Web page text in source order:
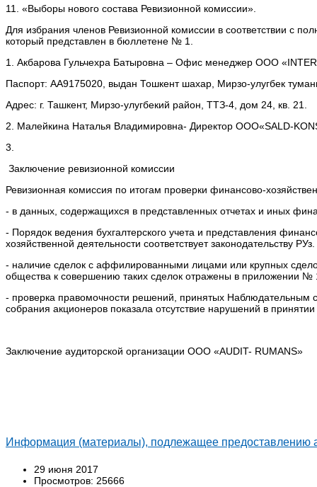
11. «Выборы нового состава Ревизионной комиссии».
Для избрания членов Ревизионной комиссии в соответствии с
который представлен в бюллетене № 1.
1. Акбарова Гульчехра Батыровна – Офис менеджер ООО
Паспорт: АА9175020, выдан Тошкент шахар, Мирзо-улугбек
Адрес: г. Ташкент, Мирзо-улугбекий район, ТТЗ-4, дом 24, кв. 21.
2. Малейкина Наталья Владимировна- Директор ООО«SALD-
3.
Заключение ревизионной комиссии
Ревизионная комиссия по итогам проверки финансово-
- в данных, содержащихся в представленных отчетах и иных
- Порядок ведения бухгалтерского учета и представления
хозяйственной деятельности соответствует законодательству РУз.
- наличие сделок с аффилированными лицами или крупных
общества к совершению таких сделок отражены в приложении №
- проверка правомочности решений, принятых Наблюдательным
собрания акционеров показала отсутствие нарушений в
Заключение аудиторской организации OOO «AUDIT- RUMANS»
Информация (материалы), подлежащее предоставлению
29 июня 2017
Просмотров: 25666